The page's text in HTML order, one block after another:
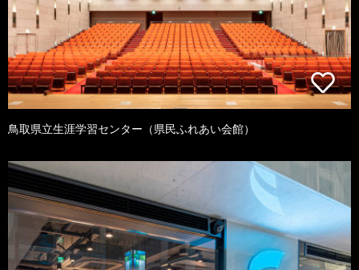
鳥取県立生涯学習センター（県民ふれあい会館）